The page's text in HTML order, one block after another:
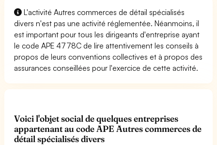
L'activité Autres commerces de détail spécialisés
divers n'est pas une activité réglementée. Néanmoins, il
est important pour tous les dirigeants d'entreprise ayant
le code APE 4778C de lire attentivement les conseils à
propos de leurs conventions collectives et à propos des
assurances conseillées pour l'exercice de cette activité.
Voici l'objet social de quelques entreprises
appartenant au code APE Autres commerces de
détail spécialisés divers